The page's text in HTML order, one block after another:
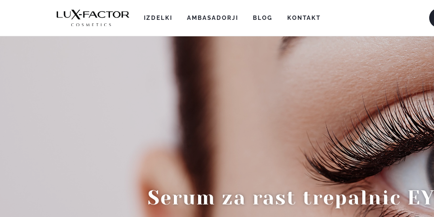
IZDELKI (current)
AMBASADORJI (current)
BLOG (current)
KONTAKT
Serum za rast trepalnic